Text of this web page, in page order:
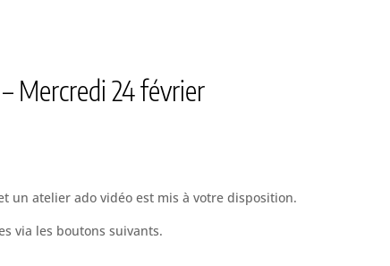
Mercredi 24 février
un atelier ado vidéo est mis à votre disposition.
via les boutons suivants.